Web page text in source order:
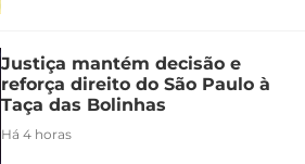
Justiça mantém decisão e
reforça direito do São Paulo à
Taça das Bolinhas
Há 4 horas